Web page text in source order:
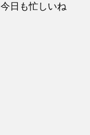
日も忙しいね